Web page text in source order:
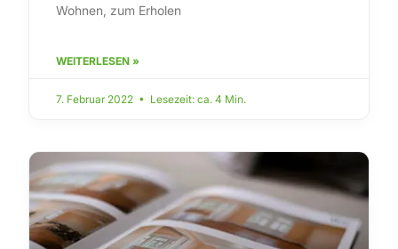
Wohnen, zum Erholen
WEITERLESEN »
7. Februar 2022 • Lesezeit: ca. 4 Min.